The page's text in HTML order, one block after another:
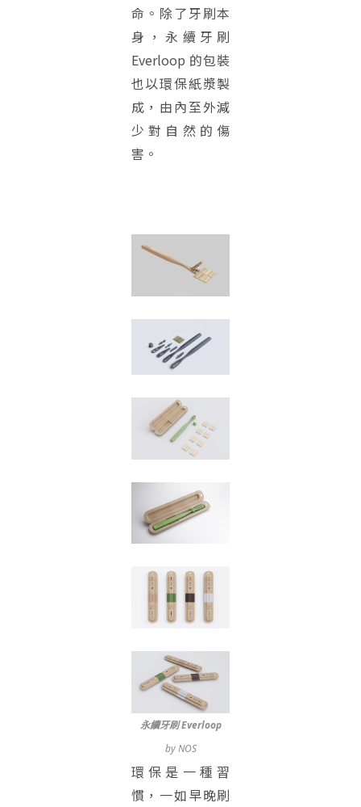
命。除了牙刷本
身，永續牙刷
Everloop 的包裝
也以環保紙漿製
成，由內至外減
少對自然的傷
害。
永續牙刷 Everloop
by NOS
環保是一種習
慣，一如早晚刷